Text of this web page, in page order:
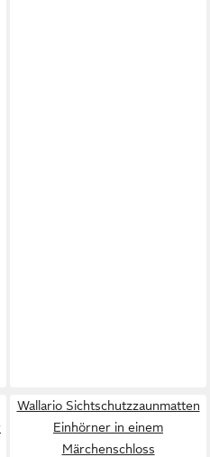
Wallario Sichtschutzzaunmatten
Einhörner in einem
Märchenschloss